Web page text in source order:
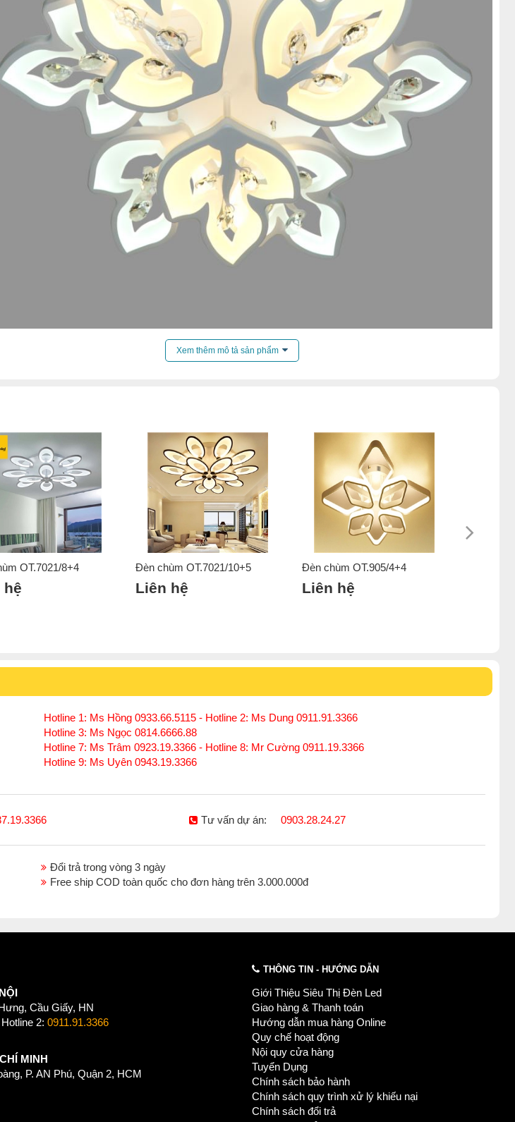
Đèn chùm ốp trần Đèn chùm phòng khách nhỏ
Xem thêm mô tả sản phẩm
OT.7021/8+4
hệ
Đèn chùm OT.7021/10+5
Liên hệ
Đèn chùm OT.905/4+4
Liên hệ
Hotline 1: Ms Hồng 0933.66.5115 - Hotline 2: Ms Dung 0911.91.3366
Hotline 3: Ms Ngọc 0814.6666.88
Hotline 7: Ms Trâm 0923.19.3366 - Hotline 8: Mr Cường 0911.19.3366
Hotline 9: Ms Uyên 0943.19.3366
Tư vấn dự án: 0903.28.24.27
Đổi trả trong vòng 3 ngày
Free ship COD toàn quốc cho đơn hàng trên 3.000.000đ
Cầu Giấy, HN
2: 0911.91.3366
MINH
P. AN Phú, Quận 2, HCM
THÔNG TIN - HƯỚNG DẪN
Giới Thiệu Siêu Thị Đèn Led
Giao hàng & Thanh toán
Hướng dẫn mua hàng Online
Quy chế hoạt động
Nội quy cửa hàng
Tuyển Dụng
Chính sách bảo hành
Chính sách quy trình xử lý khiếu nại
Chính sách đổi trả